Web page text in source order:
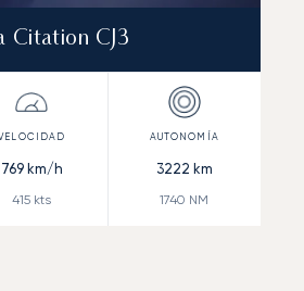
Citation CJ3
769km/h
415 kts
3222 km
1740 NM